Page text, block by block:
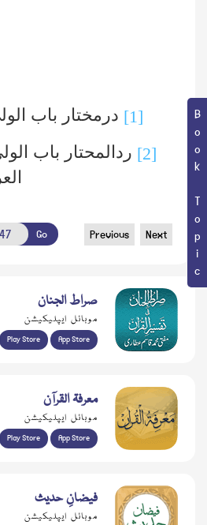
Book Topic
[1] درمختار باب
[2] ردالمحتار باب
Go Previous Next
صراط الجنان
موبائل ایپلیکیشن
Play Store App Store
معرفۃ القرآن
موبائل ایپلیکیشن
Play Store App Store
فیضانِ حدیث
موبائل ایپلیکیشن